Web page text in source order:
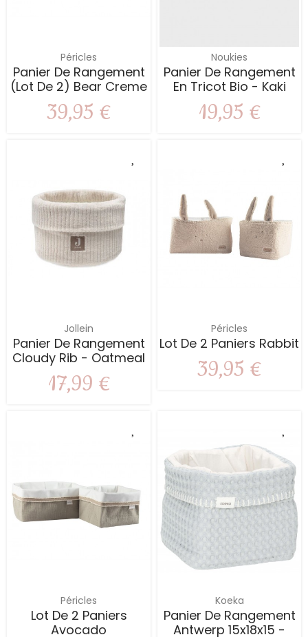
Péricles
Panier De Rangement
(lot De 2) Bear Creme
39,95 €
Noukies
Panier De Rangement
En Tricot Bio - Kaki
19,95 €
Jollein
Panier De Rangement
Cloudy Rib - Oatmeal
17,99 €
Péricles
Lot De 2 Paniers Rabbit
39,95 €
Péricles
Lot De 2 Paniers
Avocado
Koeka
Panier De Rangement
Antwerp 15x18x15 -